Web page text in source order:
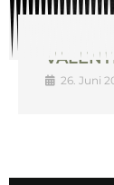
26. Juni